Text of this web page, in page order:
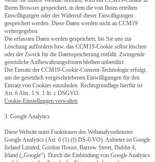
Ihrem Browser gespeichert, in dem die von Ihnen erteilten
Einwilligungen oder der Widerruf dieser Einwilligungen
gespeichert werden. Diese Daten werden nicht an CCM19
weitergegeben.
Die erfassten Daten werden gespeichert, bis Sie uns zur
Löschung auffordern bzw. das CCM19-Cookie selbst löschen
oder der Zweck für die Datenspeicherung entfällt. Zwingende
gesetzliche Aufbewahrungsfristen bleiben unberührt.
Der Einsatz der CCM19-Cookie-Consent-Technologie erfolgt,
um die gesetzlich vorgeschriebenen Einwilligungen für den
Einsatz von Cookies einzuholen. Rechtsgrundlage hierfür ist
Art. 6 Abs. 1 S. 1 lit. c DSGVO.
Cookie-Einstellungen verwalten
3. Google Analytics
Diese Website nutzt Funktionen des Webanalysedienstes
Google Analytics (Art. 6 (1) (f) DS-GVO). Anbieter ist Google
Ireland Limited, Gordon House, Barrow Street, Dublin 4,
Irland („Google“). Durch die Einbindung von Google Analytics